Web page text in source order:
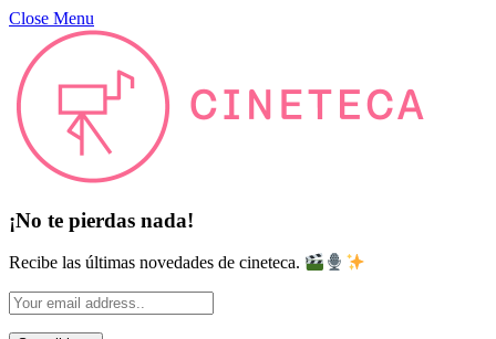
Close Menu
¡No te pierdas nada!
Recibe las últimas novedades de cineteca.